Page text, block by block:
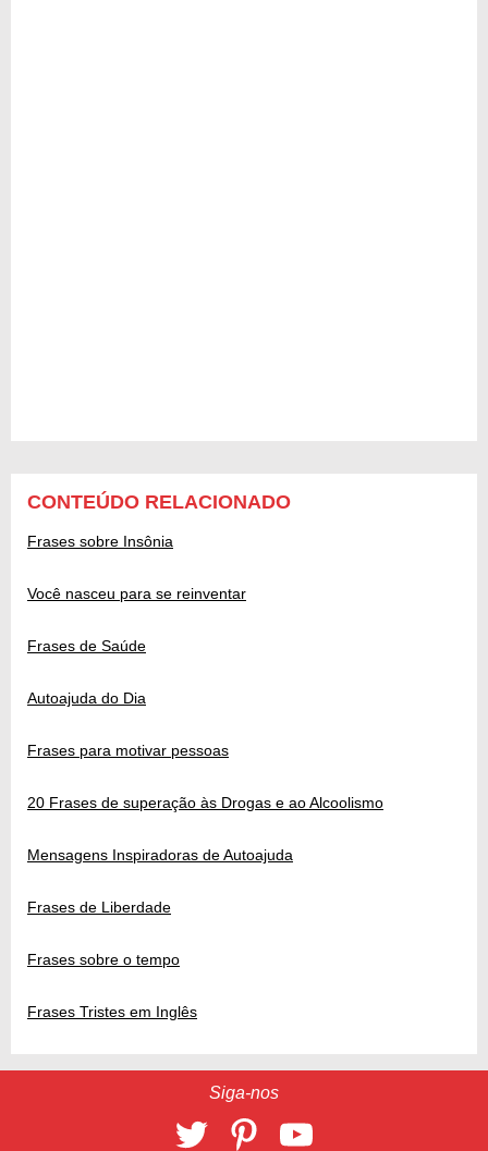
CONTEÚDO RELACIONADO
Frases sobre Insônia
Você nasceu para se reinventar
Frases de Saúde
Autoajuda do Dia
Frases para motivar pessoas
20 Frases de superação às Drogas e ao Alcoolismo
Mensagens Inspiradoras de Autoajuda
Frases de Liberdade
Frases sobre o tempo
Frases Tristes em Inglês
Siga-nos